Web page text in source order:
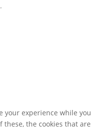
your experience while you
the cookies that are